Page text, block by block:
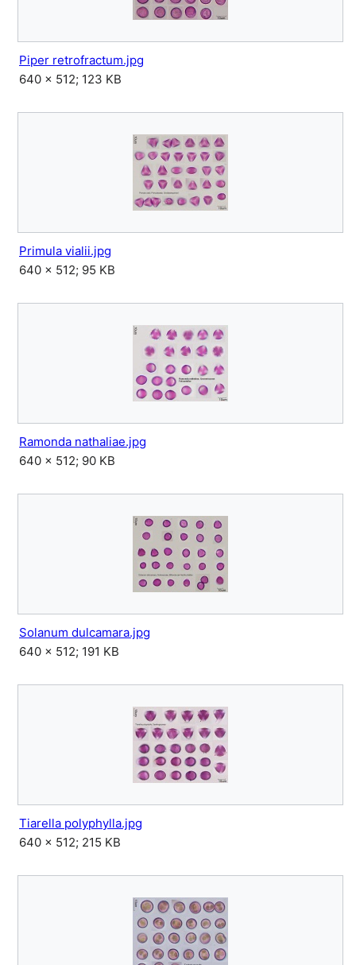
Piper retrofractum.jpg
640 × 512; 123 KB
Primula vialii.jpg
640 × 512; 95 KB
Ramonda nathaliae.jpg
640 × 512; 90 KB
Solanum dulcamara.jpg
640 × 512; 191 KB
Tiarella polyphylla.jpg
640 × 512; 215 KB